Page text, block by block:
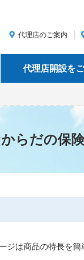
代理店のご案内
代理店開設を
らだの保
ジは商品の特長を簡